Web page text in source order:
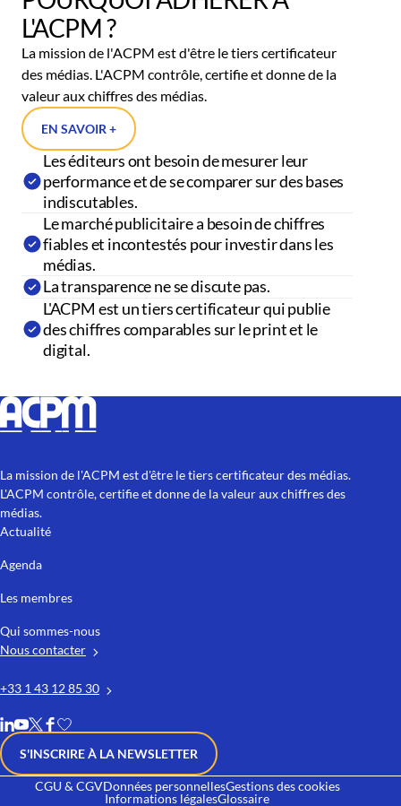
L'ACPM ?
La mission de l'ACPM est d'être le tiers certificateur
des médias. L'ACPM contrôle, certifie et donne de la
valeur aux chiffres des médias.
EN SAVOIR +
Les éditeurs ont besoin de mesurer leur
performance et de se comparer sur des bases
indiscutables.
Le marché publicitaire a besoin de chiffres
fiables et incontestés pour investir dans les
médias.
La transparence ne se discute pas.
L'ACPM est un tiers certificateur qui publie
des chiffres comparables sur le print et le
digital.
La mission de l'ACPM est d'être le tiers certificateur des médias.
L'ACPM contrôle, certifie et donne de la valeur aux chiffres des
médias.
Actualité
Agenda
Les membres
Qui sommes-nous
Nous contacter
+33 1 43 12 85 30
S'INSCRIRE À LA NEWSLETTER
CGU & CGVDonnées personnellesGestions des cookies
Informations légalesGlossaire